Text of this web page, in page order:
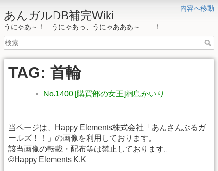
内容へ移動
あんガルDB補完Wiki
うにゃあ～！ うにゃあっ、うにゃあああ～……！
TAG: 首輪
No.1400 [購買部の女王]桐島かいり
当ページは、Happy Elements株式会社「あんさんぶるガ
ールズ！！」の画像を利用しております。
該当画像の転載・配布等は禁止しております。
©Happy Elements K.K